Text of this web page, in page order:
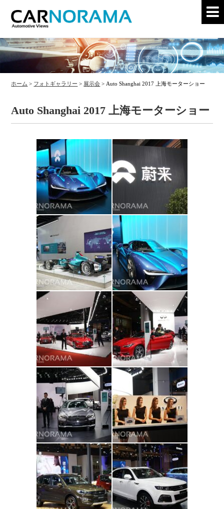
ホーム > フォトギャラリー > 展示会 > Auto Shanghai 2017 上海モーターショー
Auto Shanghai 2017 上海モーターショー